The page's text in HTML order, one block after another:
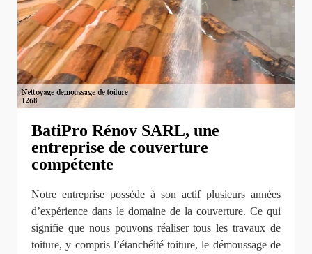
BatiPro Rénov SARL, une
entreprise de couverture
compétente
Notre entreprise possède à son actif plusieurs années
d’expérience dans le domaine de la couverture. Ce qui
signifie que nous pouvons réaliser tous les travaux de
toiture, y compris l’étanchéité toiture, le démoussage de